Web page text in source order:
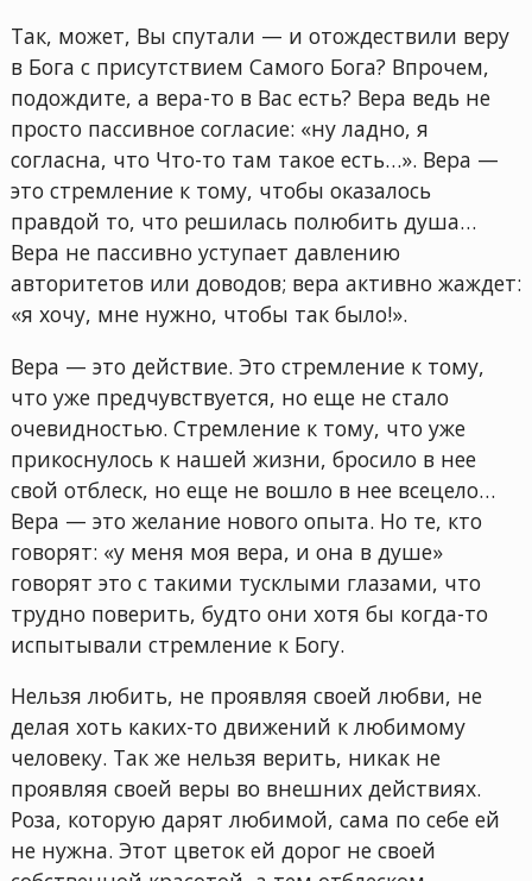
Так, может, Вы спутали — и отождествили веру
в Бога с присутствием Самого Бога? Впрочем,
подождите, а вера-то в Вас есть? Вера ведь не
просто пассивное согласие: «ну ладно, я
согласна, что Что-то там такое есть…». Вера —
это стремление к тому, чтобы оказалось
правдой то, что решилась полюбить душа…
Вера не пассивно уступает давлению
авторитетов или доводов; вера активно жаждет:
«я хочу, мне нужно, чтобы так было!».
Вера — это действие. Это стремление к тому,
что уже предчувствуется, но еще не стало
очевидностью. Стремление к тому, что уже
прикоснулось к нашей жизни, бросило в нее
свой отблеск, но еще не вошло в нее всецело…
Вера — это желание нового опыта. Но те, кто
говорят: «у меня моя вера, и она в душе»
говорят это с такими тусклыми глазами, что
трудно поверить, будто они хотя бы когда-то
испытывали стремление к Богу.
Нельзя любить, не проявляя своей любви, не
делая хоть каких-то движений к любимому
человеку. Так же нельзя верить, никак не
проявляя своей веры во внешних действиях.
Роза, которую дарят любимой, сама по себе ей
не нужна. Этот цветок ей дорог не своей